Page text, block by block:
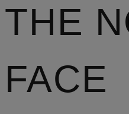
THE
FACE